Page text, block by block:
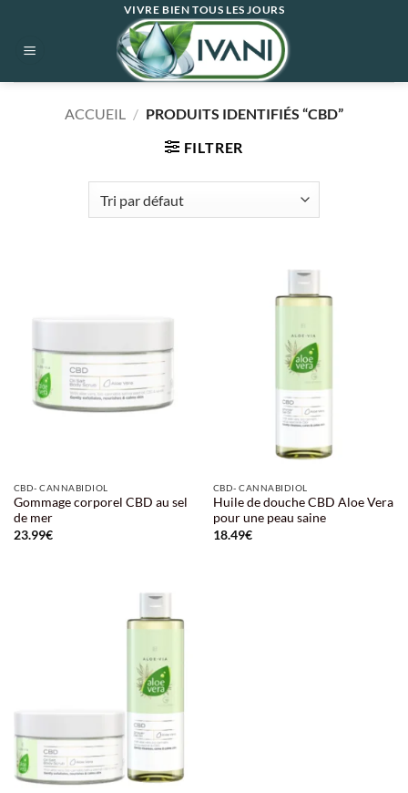
contenu
VIVRE BIEN TOUS LES JOURS
ACCUEIL / PRODUITS IDENTIFIÉS “CBD”
FILTRER
CBD- CANNABIDIOL
Gommage corporel CBD au sel
de mer
23.99€
CBD- CANNABIDIOL
Huile de douche CBD Aloe Vera
pour une peau saine
18.49€